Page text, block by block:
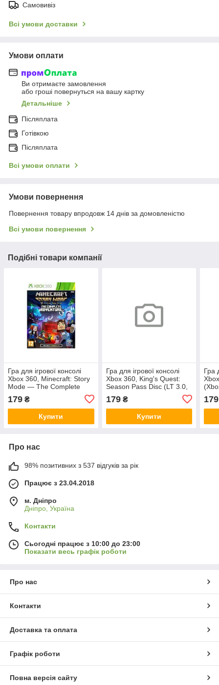
Самовивіз
Всі умови доставки
Умови оплати
Ви отримаєте замовлення
або гроші повернуться на вашу картку
Детальніше
Післяплата
Готівкою
Післяплата
Всі умови оплати
Умови повернення
Повернення товару впродовж 14 днів за домовленістю
Всі умови повернення
Подібні товари компанії
Гра для ігрової консолі
Xbox 360, Minecraft: Story
Mode — The Complete
Adventure (LT 3.0, LT 2.0)
179 ₴
Купити
Гра для ігрової консолі
Xbox 360, King's Quest:
Season Pass Disc (LT 3.0,
179₴
Купити
Гра
179
Про нас
98% позитивних з 537 відгуків за рік
Працює з 23.04.2018
м. Дніпро
Дніпро, Україна
Контакти
Сьогодні працює з 10:00 до 23:00
Показати весь графік роботи
Про нас
Контакти
Доставка та оплата
Графік роботи
Повна версія сайту